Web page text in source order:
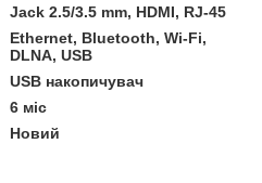
Jack 2.5/3.5 mm, HDMI, RJ-45
Ethernet, Bluetooth, Wi-Fi,
DLNA, USB
USB накопичувач
6 міс
Новий